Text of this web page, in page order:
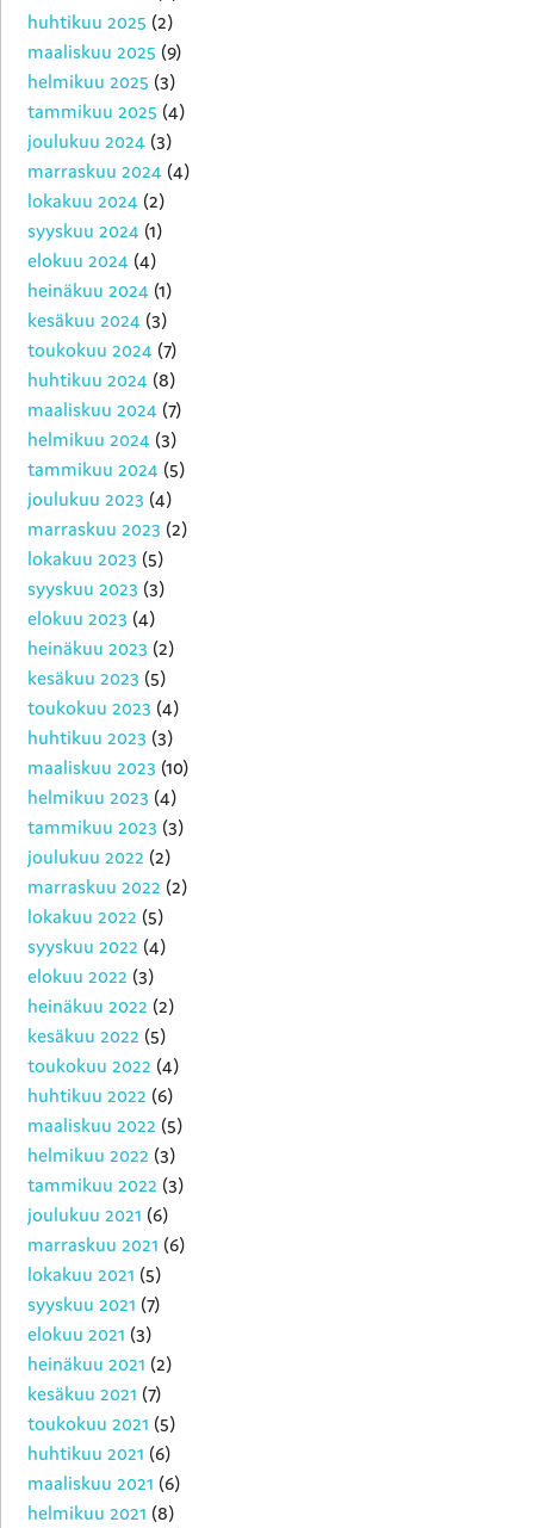
huhtikuu 2025 (2)
maaliskuu 2025 (9)
helmikuu 2025 (3)
tammikuu 2025 (4)
joulukuu 2024 (3)
marraskuu 2024 (4)
lokakuu 2024 (2)
syyskuu 2024 (1)
elokuu 2024 (4)
heinäkuu 2024 (1)
kesäkuu 2024 (3)
toukokuu 2024 (7)
huhtikuu 2024 (8)
maaliskuu 2024 (7)
helmikuu 2024 (3)
tammikuu 2024 (5)
joulukuu 2023 (4)
marraskuu 2023 (2)
lokakuu 2023 (5)
syyskuu 2023 (3)
elokuu 2023 (4)
heinäkuu 2023 (2)
kesäkuu 2023 (5)
toukokuu 2023 (4)
huhtikuu 2023 (3)
maaliskuu 2023 (10)
helmikuu 2023 (4)
tammikuu 2023 (3)
joulukuu 2022 (2)
marraskuu 2022 (2)
lokakuu 2022 (5)
syyskuu 2022 (4)
elokuu 2022 (3)
heinäkuu 2022 (2)
kesäkuu 2022 (5)
toukokuu 2022 (4)
huhtikuu 2022 (6)
maaliskuu 2022 (5)
helmikuu 2022 (3)
tammikuu 2022 (3)
joulukuu 2021 (6)
marraskuu 2021 (6)
lokakuu 2021 (5)
syyskuu 2021 (7)
elokuu 2021 (3)
heinäkuu 2021 (2)
kesäkuu 2021 (7)
toukokuu 2021 (5)
huhtikuu 2021 (6)
maaliskuu 2021 (6)
helmikuu 2021 (8)